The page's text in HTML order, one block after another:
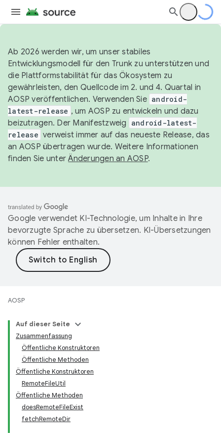
Ab 2026 werden wir, um unser stabiles
Entwicklungsmodell für den Trunk zu unterstützen und
die Plattformstabilität für das Ökosystem zu
gewährleisten, den Quellcode im 2. und 4. Quartal in
AOSP veröffentlichen. Verwenden Sie android-
latest-release , um AOSP zu entwickeln und dazu
beizutragen. Der Manifestzweig
android-latest-
release verweist immer auf das neueste Release, das
an AOSP übertragen wurde. Weitere Informationen
finden Sie unterÄnderungen an AOSP.
Google verwendet KI-Technologie, um Inhalte in Ihre
bevorzugte Sprache zu übersetzen. KI-Übersetzungen
können Fehler enthalten.
AOSP
Auf dieser Seite
Zusammenfassung
Öffentliche Konstruktoren
Öffentliche Methoden
Öffentliche Konstruktoren
RemoteFileUtil
Öffentliche Methoden
doesRemoteFileExist
fetchRemoteDir